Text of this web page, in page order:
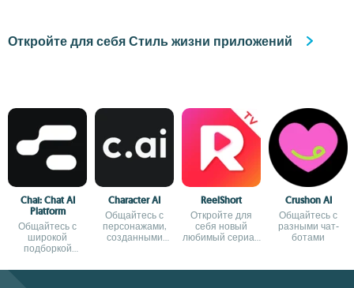
Откройте для себя Стиль жизни приложений
Chai: Chat AI
Platform
Общайтесь с
широкой
подборкой
персонажей
Character AI
Общайтесь с
персонажами,
созданными
ReelShort
Откройте для
себя новый
любимый сериал
Crushon AI
Общайтесь с
разными чат-
ботами